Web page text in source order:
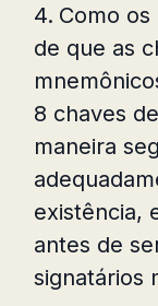
Como
de que as
8 chaves
maneira
existência,
antes de
signatários